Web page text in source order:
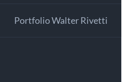
Portfolio Walter Rivetti